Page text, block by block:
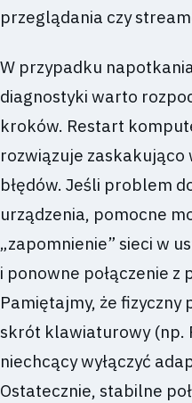
przeglądania czy
W przypadku
diagnostyki warto
kroków. Restart
rozwiązuje
błędów. Jeśli problem
urządzenia, pomocne
„zapomnienie” sieci w
i ponowne połączenie z
Pamiętajmy, że fizyczny
skrót klawiaturowy (np.
niechcący wyłączyć
Ostatecznie, stabilne